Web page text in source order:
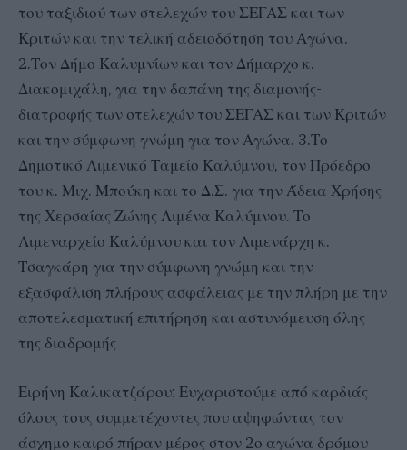
του ταξιδιού των στελεχών του ΣΕΓΑΣ και των
Κριτών και την τελική αδειοδότηση του Αγώνα.
2.Τον Δήμο Καλυμνίων και τον Δήμαρχο κ.
Διακομιχάλη, για την δαπάνη της διαμονής-
διατροφής των στελεχών του ΣΕΓΑΣ και των Κριτών
και την σύμφωνη γνώμη για τον Αγώνα. 3.Το
Δημοτικό Λιμενικό Ταμείο Καλύμνου, τον Πρόεδρο
του κ. Μιχ. Μπούκη και το Δ.Σ. για την Άδεια Χρήσης
της Χερσαίας Ζώνης Λιμένα Καλύμνου. Το
Λιμεναρχείο Καλύμνου και τον Λιμενάρχη κ.
Τσαγκάρη για την σύμφωνη γνώμη και την
εξασφάλιση πλήρους ασφάλειας με την πλήρη με την
αποτελεσματική επιτήρηση και αστυνόμευση όλης
της διαδρομής
Ειρήνη Καλικατζάρου: Ευχαριστούμε από καρδιάς
όλους τους συμμετέχοντες που αψηφώντας τον
άσχημο καιρό πήραν μέρος στον 2ο αγώνα δρόμου